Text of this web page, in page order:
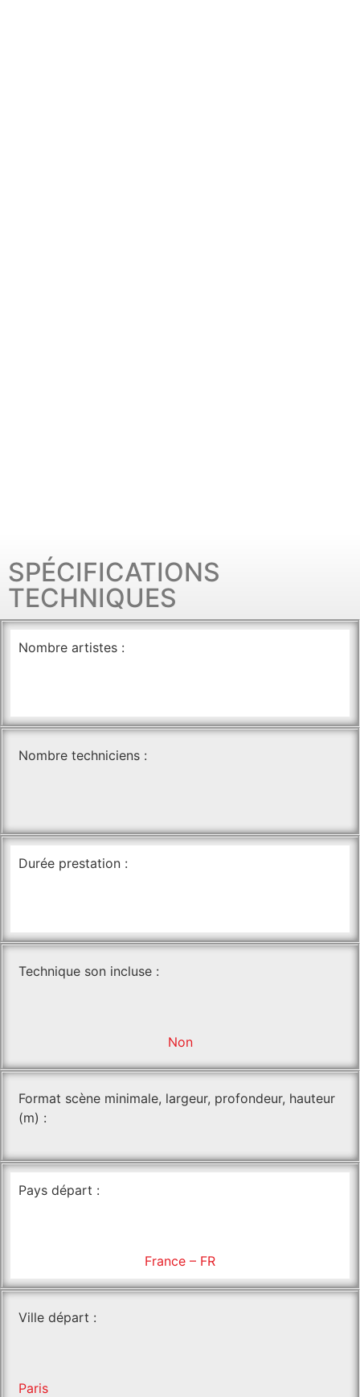
SPÉCIFICATIONS
TECHNIQUES
Nombre artistes :
Nombre techniciens :
Durée prestation :
Technique son incluse :
Non
Format scène minimale, largeur, profondeur, hauteur
(m) :
Pays départ :
France – FR
Ville départ :
Paris